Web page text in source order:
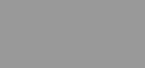
zgodę na przetwarzanie Twoich
celach. Jeżeli chcesz
lub chcesz przeprowadzić
to możesz tego dokonać
zaawansowanych”.